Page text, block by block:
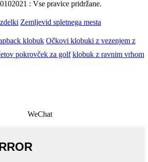
: Vse pravice pridržane.
Zemljevid spletnega mesta
klobuk Očkovi klobuki z vezenjem z
pokrovček za golf klobuk z ravnim vrhom
WeChat